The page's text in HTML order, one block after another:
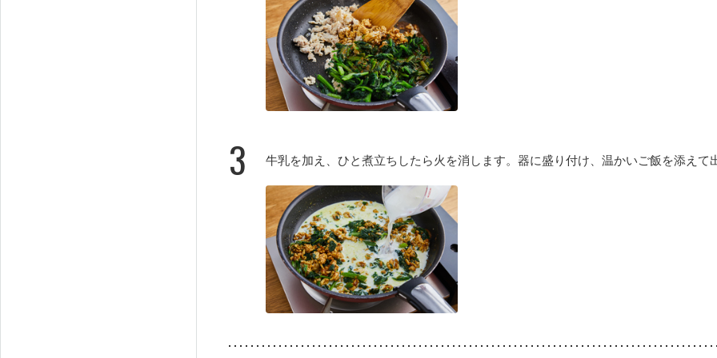
3 牛乳を加え、ひと煮立ちしたら火を消します。器に盛り付け、温かいご飯を添えて